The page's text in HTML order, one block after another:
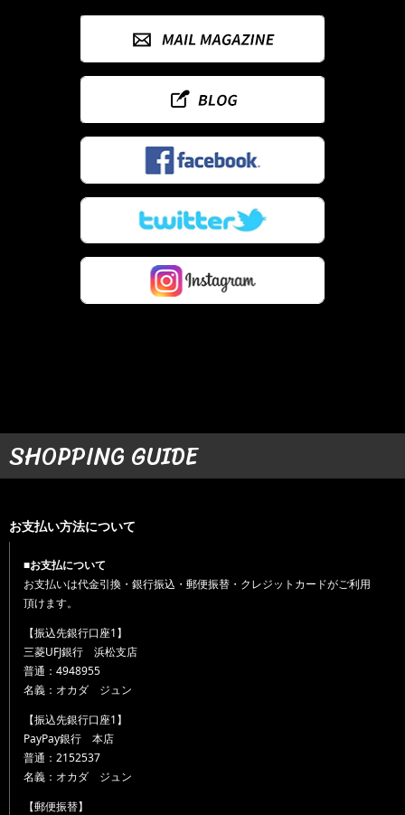
SHOPPING GUIDE
お支払い方法について
■お支払について
お支払いは代金引換・銀行振込・郵便振替・クレジットカードがご利用
頂けます。
【振込先銀行口座1】
三菱UFJ銀行 浜松支店
普通：4948955
名義：オカダ ジュン
【振込先銀行口座1】
PayPay銀行 本店
普通：2152537
名義：オカダ ジュン
【郵便振替】